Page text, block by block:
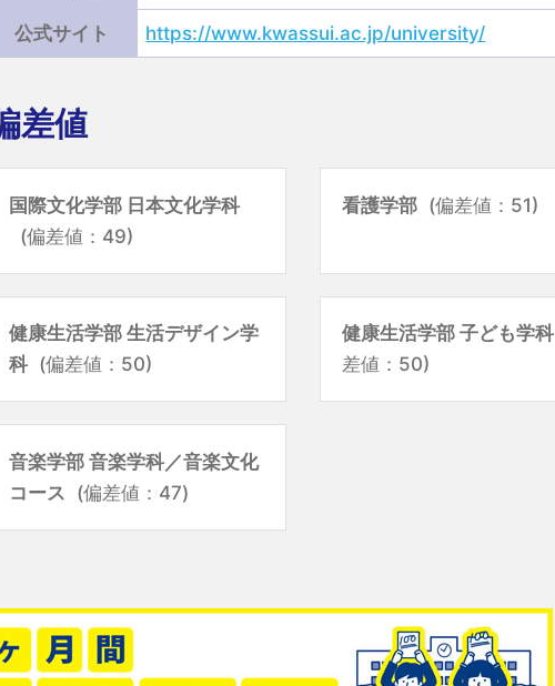
公式サイト https://www.kwassui.ac.jp/university/
差値
国際文化学部 日本文化学科
(偏差値：49)
看護学部 (偏差値：51)
健康生活学部 生活デザイン学
科 (偏差値：50)
健康生活学部 子ども学科
差値：50)
音楽学部 音楽学科／音楽文化
コース
(偏差値：47)